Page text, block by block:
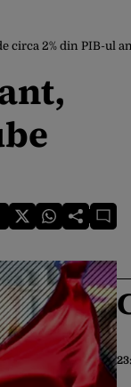
circa 2% din PIB-ul